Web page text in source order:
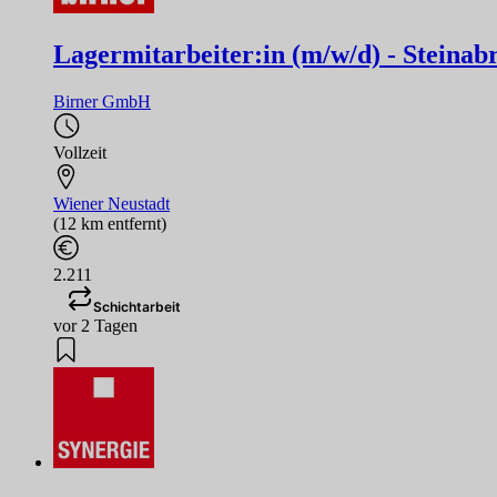
Lagermitarbeiter:in (m/w/d) -
Birner GmbH
Vollzeit
Wiener Neustadt
(12 km entfernt)
2.211
Schichtarbeit
vor 2 Tagen